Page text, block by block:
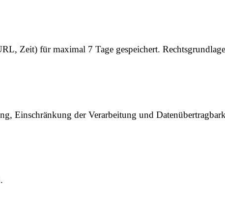
Zeit) für maximal 7 Tage gespeichert.
Einschränkung der Verarbeitung und